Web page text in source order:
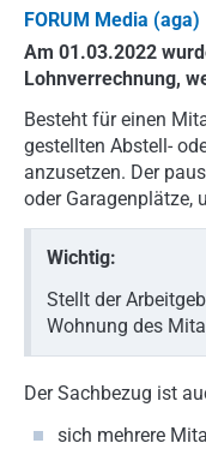
FORUM Media (aga)
Am 01.03.2022
Lohnverrechnung,
Besteht für einen
gestellten Abstell-
anzusetzen. Der
oder Garagenplätze,
Wichtig:
Stellt der
Wohnung des
Der Sachbezug ist
sich mehrere